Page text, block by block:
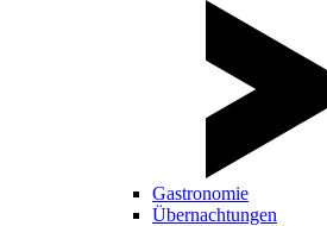
Gastronomie
Übernachtungen